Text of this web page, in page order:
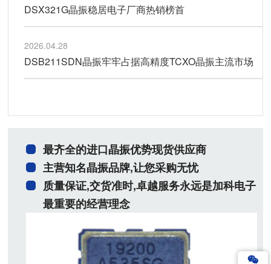
DSX321G晶振稳居电子厂商热销榜首
2026.04.28
DSB211SDN晶振牢牢占据高精度TCXO晶振主流市场
最齐全的进口晶振优势现货供应商
主营知名晶振品牌,让您采购无忧
质量保证,交货准时,卓越服务永远是加科电子
最重要的经营理念